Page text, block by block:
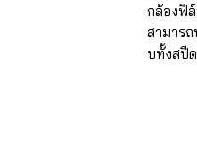
กล้องฟิ
สามาร
บทั้งสปีด